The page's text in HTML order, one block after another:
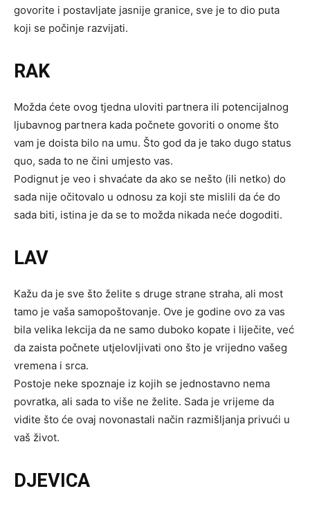
govorite i postavljate jasnije granice, sve je to dio puta
koji se počinje razvijati.
RAK
Možda ćete ovog tjedna uloviti partnera ili potencijalnog
ljubavnog partnera kada počnete govoriti o onome što
vam je doista bilo na umu. Što god da je tako dugo status
quo, sada to ne čini umjesto vas.
Podignut je veo i shvaćate da ako se nešto (ili netko) do
sada nije očitovalo u odnosu za koji ste mislili da će do
sada biti, istina je da se to možda nikada neće dogoditi.
LAV
Kažu da je sve što želite s druge strane straha, ali most
tamo je vaša samopoštovanje. Ove je godine ovo za vas
bila velika lekcija da ne samo duboko kopate i liječite, već
da zaista počnete utjelovljivati ​​ono što je vrijedno vašeg
vremena i srca.
Postoje neke spoznaje iz kojih se jednostavno nema
povratka, ali sada to više ne želite. Sada je vrijeme da
vidite što će ovaj novonastali način razmišljanja privući u
vaš život.
DJEVICA